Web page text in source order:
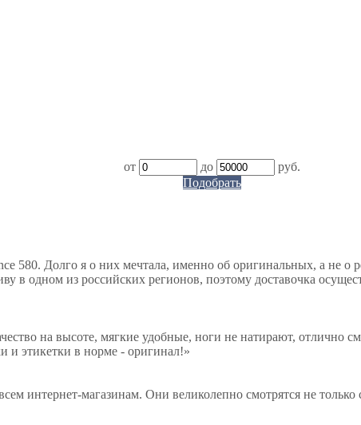
от до
руб.
Подобрать
580. Долго я о них мечтала, именно об оригинальных, а не
в одном из российских регионов, поэтому доставочка
на высоте, мягкие удобные, ноги не натирают, отлично
и этикетки в норме - оригинал!»
интернет-магазинам. Они великолепно смотрятся не